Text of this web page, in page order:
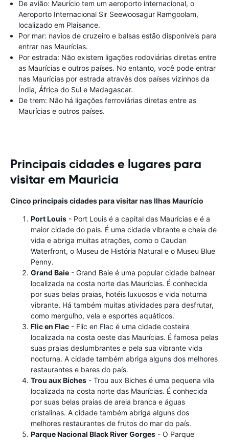
De avião: Maurício tem um aeroporto internacional, o
Aeroporto Internacional Sir Seewoosagur Ramgoolam,
localizado em Plaisance.
Por mar: navios de cruzeiro e balsas estão disponíveis para
entrar nas Maurícias.
Por estrada: Não existem ligações rodoviárias diretas entre
as Maurícias e outros países. No entanto, você pode entrar
nas Maurícias por estrada através dos países vizinhos da
Índia, África do Sul e Madagascar.
De trem: Não há ligações ferroviárias diretas entre as
Maurícias e outros países.
Principais cidades e lugares para
visitar em Mauricia
Cinco principais cidades para visitar nas Ilhas Maurício
Port Louis - Port Louis é a capital das Maurícias e é a
maior cidade do país. É uma cidade vibrante e cheia de
vida e abriga muitas atrações, como o Caudan
Waterfront, o Museu de História Natural e o Museu Blue
Penny.
Grand Baie - Grand Baie é uma popular cidade balnear
localizada na costa norte das Maurícias. É conhecida
por suas belas praias, hotéis luxuosos e vida noturna
vibrante. Há também muitas atividades para desfrutar,
como mergulho, vela e esportes aquáticos.
Flic en Flac - Flic en Flac é uma cidade costeira
localizada na costa oeste das Maurícias. É famosa pelas
suas praias deslumbrantes e pela sua vibrante vida
nocturna. A cidade também abriga alguns dos melhores
restaurantes e bares do país.
Trou aux Biches - Trou aux Biches é uma pequena vila
localizada na costa norte das Maurícias. É conhecida
por suas belas praias de areia branca e águas
cristalinas. A cidade também abriga alguns dos
melhores restaurantes de frutos do mar do país.
Parque Nacional Black River Gorges - O Parque